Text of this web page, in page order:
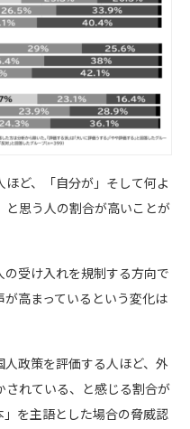
ど、「自分が」そして何よ
と思う人の割合が高いことが
受け入れを規制する方向で
高まっているという変化は
政策を評価する人ほど、外
れている、と感じる割合が
を主語とした場合の脅威認